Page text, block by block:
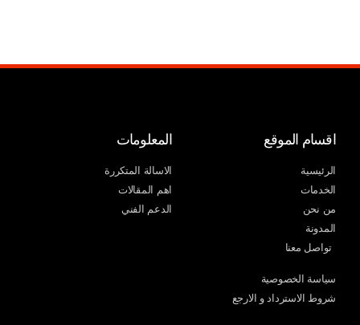
اقسام الموقع
الرئيسية
الخدمات
من نحن
المدونة
تواصل معنا
المعلومات
الاسالة المتكررة
اهم المقالات
الدعم الفني
سياسة الخصوصية
شروط الاسترداد و الارجع​